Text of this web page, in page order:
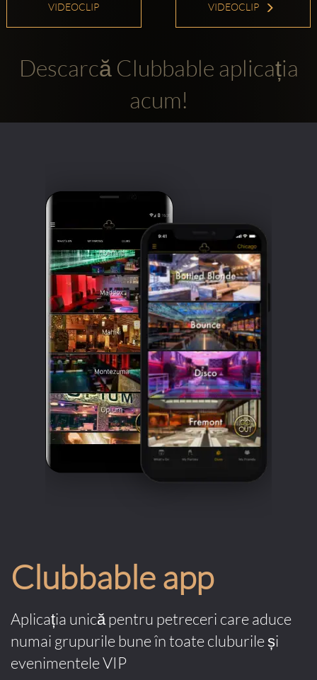
VIDEOCLIP
VIDEOCLIP
Descarcă Clubbable aplicația
acum!
Clubbable app
Aplicația unică pentru petreceri care aduce
numai grupurile bune în toate cluburile și
evenimentele VIP